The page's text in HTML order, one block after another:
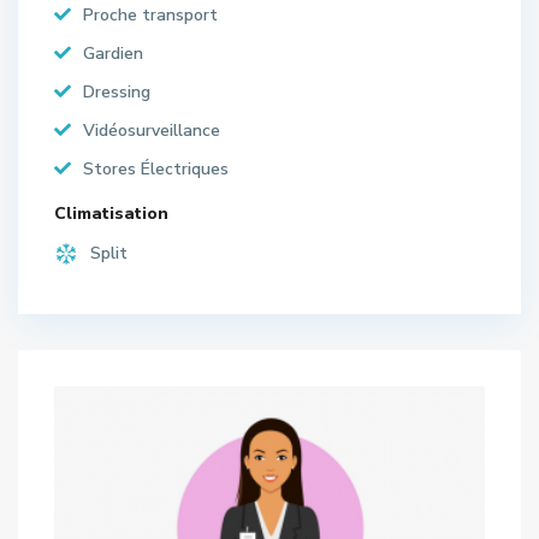
Proche transport
Gardien
Dressing
Vidéosurveillance
Stores Électriques
Climatisation
Split